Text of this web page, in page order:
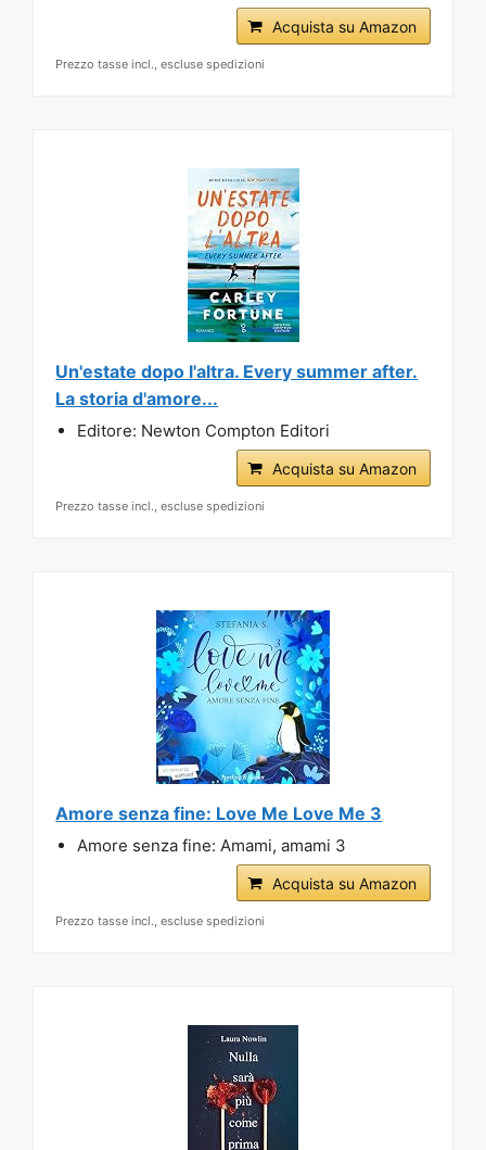
Acquista su Amazon
Prezzo tasse incl., escluse spedizioni
Un'estate dopo l'altra. Every summer after.
La storia d'amore...
Editore: Newton Compton Editori
Acquista su Amazon
Prezzo tasse incl., escluse spedizioni
Amore senza fine: Love Me Love Me 3
Amore senza fine: Amami, amami 3
Acquista su Amazon
Prezzo tasse incl., escluse spedizioni